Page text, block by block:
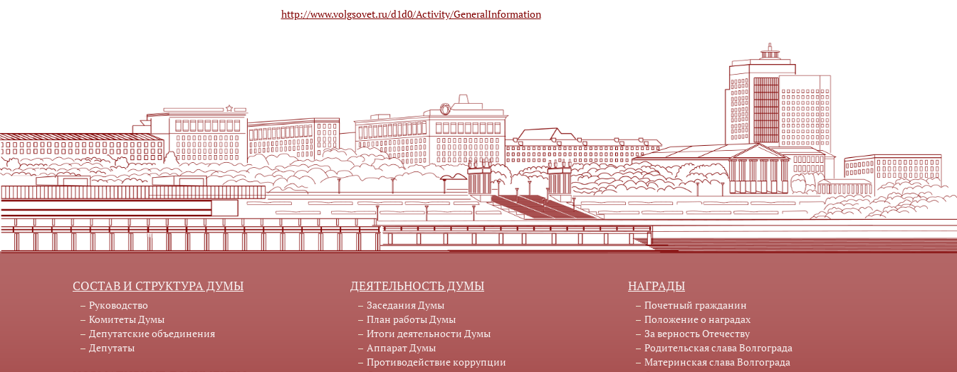
http://www.volgsovet.ru/d1d0/Activity/GeneralInformation​
СОСТАВ И СТРУКТУРА ДУМЫ
Руководство
Комитеты Думы
Депутатские объединения
Депутаты
ДЕЯТЕЛЬНОСТЬ ДУМЫ
Заседания Думы
План работы Думы
Итоги деятельности Думы
Аппарат Думы
Противодействие коррупции
НАГРАДЫ
Почетный гражданин
Положение о наградах
За верность Отечеству
Родительская слава Волгограда
Материнская слава Волгограда